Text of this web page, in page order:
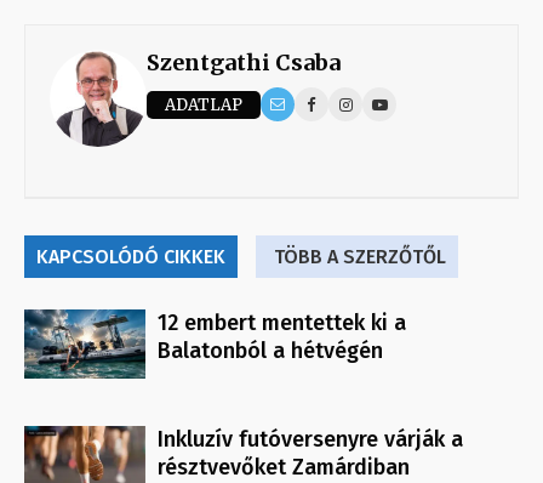
Szentgathi Csaba
ADATLAP
KAPCSOLÓDÓ CIKKEK TÖBB A SZERZŐTŐL
12 embert mentettek ki a
Balatonból a hétvégén
Inkluzív futóversenyre várják a
résztvevőket Zamárdiban